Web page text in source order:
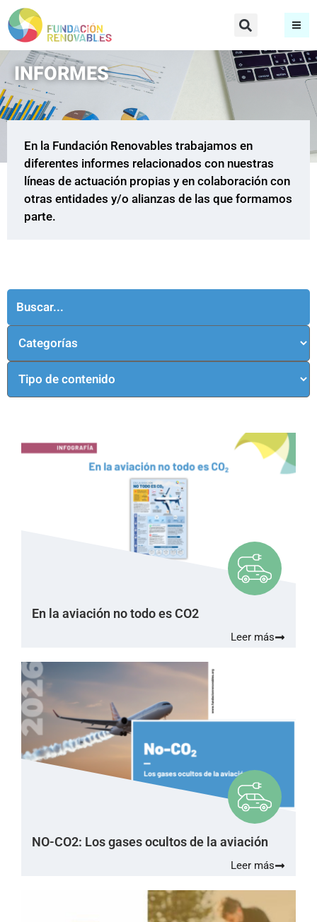
INFORMES
En la Fundación Renovables trabajamos en
diferentes informes relacionados con nuestras
líneas de actuación propias y en colaboración con
otras entidades y/o alianzas de las que formamos
parte.
En la aviación no todo es CO2
Leer más
NO-CO2: Los gases ocultos de la aviación
Leer más